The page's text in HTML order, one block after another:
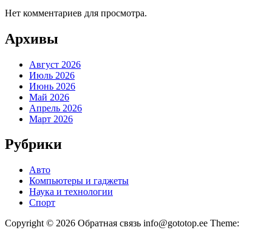
Нет комментариев для просмотра.
Архивы
Август 2026
Июль 2026
Июнь 2026
Май 2026
Апрель 2026
Март 2026
Рубрики
Авто
Компьютеры и гаджеты
Наука и технологии
Спорт
Copyright © 2026 Обратная связь info@gototop.ee Theme: